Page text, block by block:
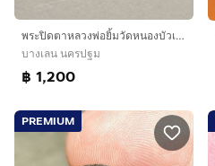
พระปิดตาหลวงพ่อยิ้มวัดหนองบัวเนื้อผงคลุกรัก
บางเลน นครปฐม
฿ 1,200
PREMIUM